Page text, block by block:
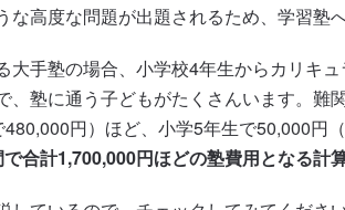
な高度な問題が出題されるため、学習塾
大手塾の場合、小学校4年生からカリキ
、塾に通う子どもがたくさんいます。
円）ほど、小学5年生で50,000円
合計1,700,000円ほどの塾費用となる計